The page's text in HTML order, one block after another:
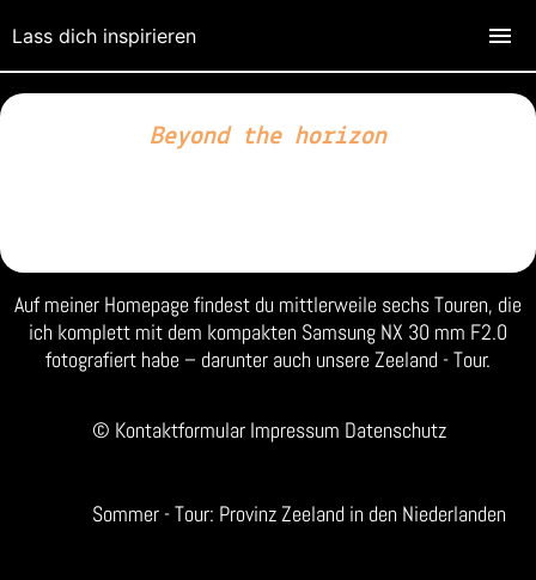
Beyond the horizon
Auf meiner Homepage findest du mittlerweile sechs Touren, die
ich komplett mit dem kompakten Samsung NX 30 mm F2.0
fotografiert habe – darunter auch unsere Zeeland - Tour.
© Kontaktformular Impressum Datenschutz
Sommer - Tour: Provinz Zeeland in den Niederlanden
Lass dich inspirieren